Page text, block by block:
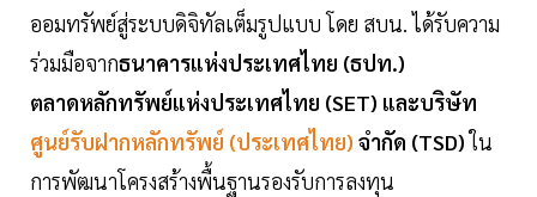
ออมทรัพย์สู่ระบบดิจิทัลเต็มรูปแบบ โดย สบน. ได้รับความ
ร่วมมือจากธนาคารแห่งประเทศไทย (ธปท.)
ตลาดหลักทรัพย์แห่งประเทศไทย (SET) และบริษัท
ศูนย์รับฝากหลักทรัพย์ (ประเทศไทย) จำกัด (TSD)ใน
การพัฒนาโครงสร้างพื้นฐานรองรับการลงทุน